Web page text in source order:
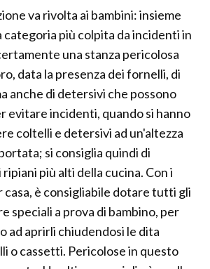
va rivolta ai bambini: insieme
categoria più colpita da incidenti in
una stanza pericolosa
data la presenza dei fornelli, di
anche di detersivi che possono
evitare incidenti, quando si hanno
coltelli e detersivi ad un'altezza
si consiglia quindi di
più alti della cucina. Con i
casa, è consigliabile dotare tutti gli
speciali a prova di bambino, per
ad aprirli chiudendosi le dita
o cassetti. Pericolose in questo